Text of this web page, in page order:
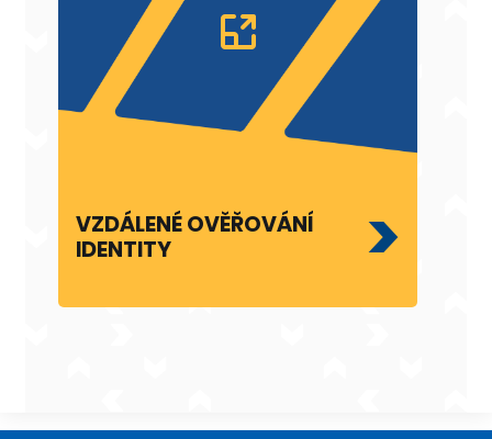
VZDÁLENÉ OVĚŘOVÁNÍ
IDENTITY
>